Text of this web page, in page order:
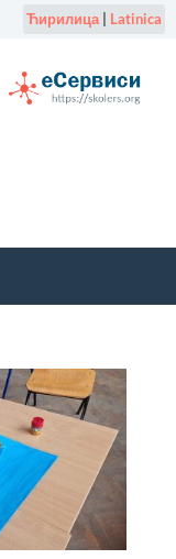
Ћирилица| Latinica